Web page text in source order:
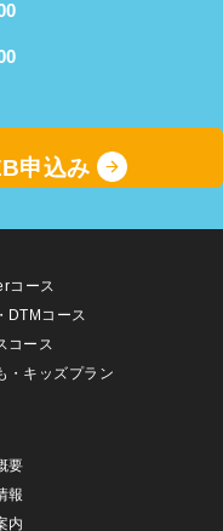
申込み
コース
DTMコース
コース
・キッズプラン
要
報
内